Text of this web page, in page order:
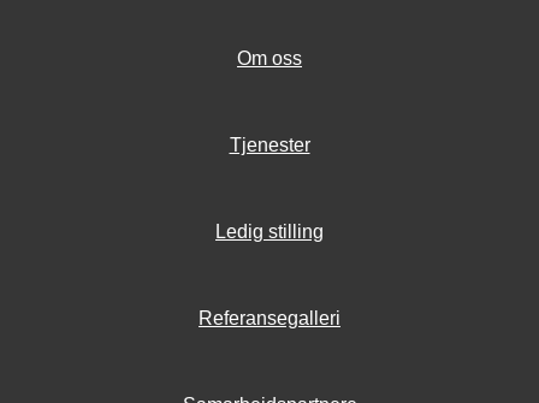
Om oss
Tjenester
Ledig stilling
Referansegalleri